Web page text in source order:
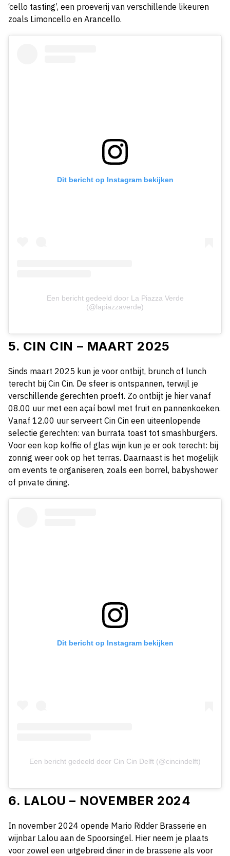
‘cello tasting’, een proeverij van verschillende likeuren
zoals Limoncello en Arancello.
Dit bericht op Instagram bekijken
Een bericht gedeeld door La Piazza Verde
(@lapiazzaverde)
5. CIN CIN – MAART 2025
Sinds maart 2025 kun je voor ontbijt, brunch of lunch
terecht bij Cin Cin. De sfeer is ontspannen, terwijl je
verschillende gerechten proeft. Zo ontbijt je hier vanaf
08.00 uur met een açaí bowl met fruit en pannenkoeken.
Vanaf 12.00 uur serveert Cin Cin een uiteenlopende
selectie gerechten: van burrata toast tot smashburgers.
Voor een kop koffie of glas wijn kun je er ook terecht: bij
zonnig weer ook op het terras. Daarnaast is het mogelijk
om events te organiseren, zoals een borrel, babyshower
of private dining.
Dit bericht op Instagram bekijken
Een bericht gedeeld door Cin Cin Delft (@cincindelft)
6. LALOU – NOVEMBER 2024
In november 2024 opende Mario Ridder Brasserie en
wijnbar Lalou aan de Spoorsingel. Hier neem je plaats
voor zowel een uitgebreid diner in de brasserie als voor